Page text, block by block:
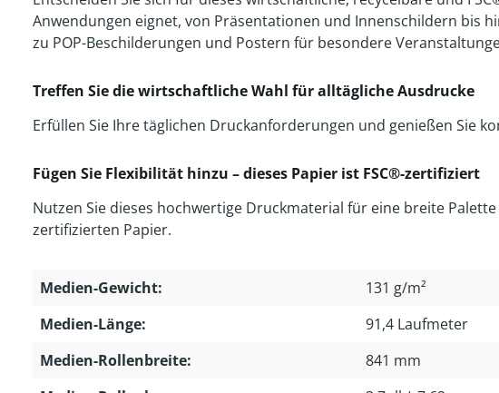
Anwendungen eignet, von Präsentationen und Innenschildern bis
zu POP-Beschilderungen und Postern für besondere
Treffen Sie die wirtschaftliche Wahl für alltägliche Ausdrucke
Erfüllen Sie Ihre täglichen Druckanforderungen und genießen Sie
Fügen Sie Flexibilität hinzu – dieses Papier ist FSC®-zertifiziert
Nutzen Sie dieses hochwertige Druckmaterial für eine breite
zertifizierten Papier.
Medien-Gewicht:
131 g/m²
Medien-Länge:
91,4 Laufmeter
Medien-Rollenbreite:
841 mm